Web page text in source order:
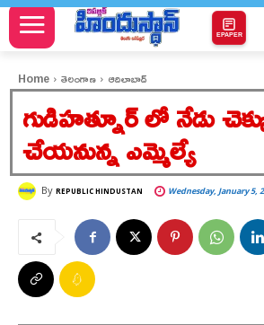
EPAPER
Home తెలంగాణ ఆదిలాబాద్
గుడిహత్నూర్ లో నేడు
చేయనున్న ఎమ్మెల్యే
By REPUBLIC HINDUSTAN Wednesday, January 5,